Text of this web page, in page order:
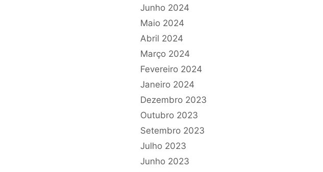
Junho 2024
Maio 2024
Abril 2024
Março 2024
Fevereiro 2024
Janeiro 2024
Dezembro 2023
Outubro 2023
Setembro 2023
Julho 2023
Junho 2023